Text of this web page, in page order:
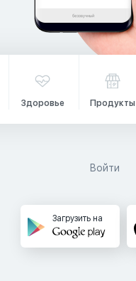
Здоровье Продукты
Войти
Загрузить на